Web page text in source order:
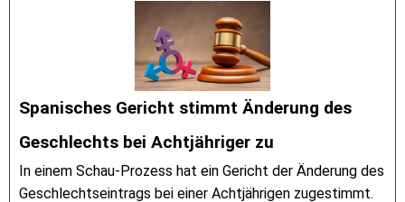
Spanisches Gericht stimmt Änderung des
Geschlechts bei Achtjähriger zu
In einem Schau-Prozess hat ein Gericht der Änderung des
Geschlechtseintrags bei einer Achtjährigen zugestimmt.